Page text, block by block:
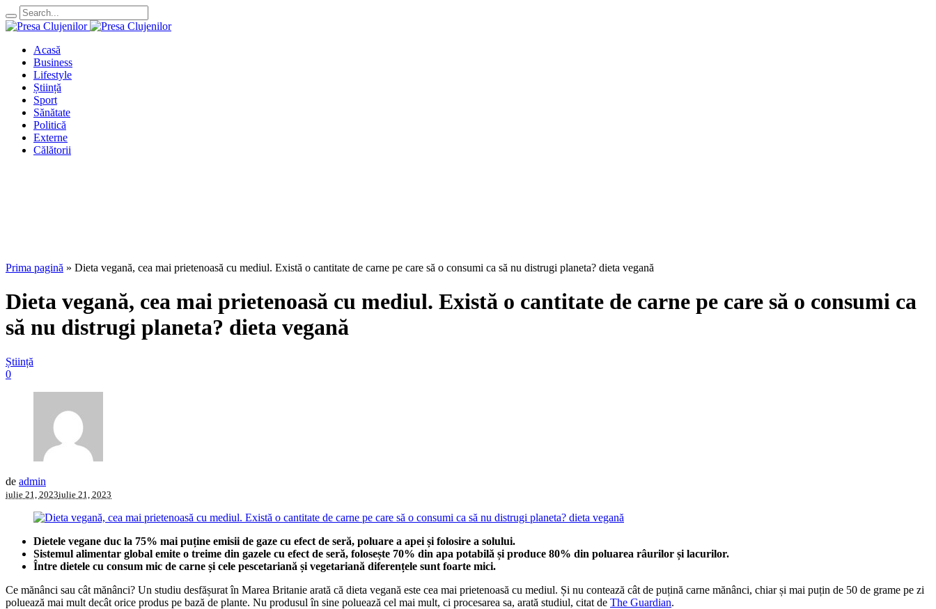
Acasă
Business
Lifestyle
Știință
Sport
Sănătate
Politică
Externe
Călătorii
Prima pagină » Dieta vegană, cea mai prietenoasă cu mediul. Există o cantitate de carne pe care să o consumi ca să nu distrugi planeta? dieta vegană
Dieta vegană, cea mai prietenoasă cu mediul. Există o cantitate de carne pe care să o consumi ca
să nu distrugi planeta? dieta vegană
Știință
0
de admin
iulie 21, 2023iulie 21, 2023
Dietele vegane duc la 75% mai puține emisii de gaze cu efect de seră, poluare a apei și folosire a solului.
Sistemul alimentar global emite o treime din gazele cu efect de seră, folosește 70% din apa potabilă și produce 80% din poluarea râurilor și lacurilor.
Între dietele cu consum mic de carne și cele pescetariană și vegetariană diferențele sunt foarte mici.
Ce mănânci sau cât mănânci? Un studiu desfășurat în Marea Britanie arată că dieta vegană este cea mai prietenoasă cu mediul. Și nu contează cât de puțină carne mănânci, chiar și mai puțin de 50 de grame pe zi
poluează mai mult decât orice produs pe bază de plante. Nu produsul în sine poluează cel mai mult, ci procesarea sa, arată studiul, citat de The Guardian.